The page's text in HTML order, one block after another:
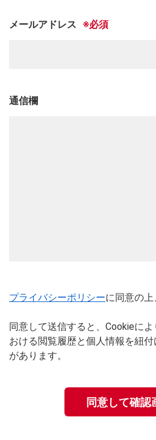
メールアドレス
通信欄
プライバシーポリシーに同意の上
同意して送信すると、Cookieに
おける閲覧履歴と個人情報を紐
があります。